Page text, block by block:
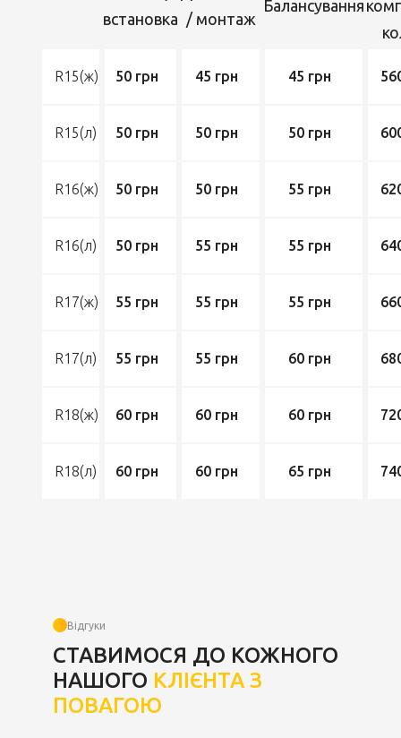
встановка / монтаж
Балансування
R15(ж)
R15(л)
R16(ж)
R16(л)
R17(ж)
R17(л)
R18(ж)
R18(л)
50 грн
50 грн
50 грн
50 грн
55 грн
55 грн
60 грн
60 грн
45 грн
50 грн
50 грн
55 грн
55 грн
55 грн
60 грн
60 грн
45 грн
50 грн
55 грн
55 грн
55 грн
60 грн
60 грн
65 грн
Відгуки
СТАВИМОСЯ ДО КОЖНОГО
НАШОГО КЛІЄНТА З
ПОВАГОЮ